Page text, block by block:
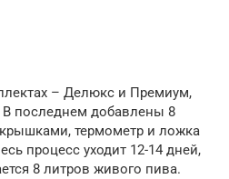
– Делюкс и Премиум,
последнем добавлены 8
термометр и ложка
процесс уходит 12-14 дней,
8 литров живого пива.